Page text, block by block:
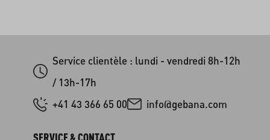
Service clientèle : lundi - vendredi 8h-12h
/ 13h-17h
+41 43 366 65 00
info@gebana.com
SERVICE & CONTACT